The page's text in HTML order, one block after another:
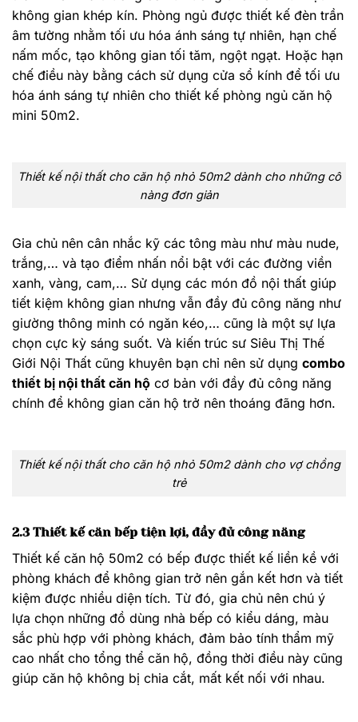
không gian khép kín. Phòng ngủ được thiết kế đèn trần
âm tường nhằm tối ưu hóa ánh sáng tự nhiên, hạn chế
nấm mốc, tạo không gian tối tăm, ngột ngạt. Hoặc hạn
chế điều này bằng cách sử dụng cửa sổ kính để tối ưu
hóa ánh sáng tự nhiên cho thiết kế phòng ngủ căn hộ
mini 50m2.
Thiết kế nội thất cho căn hộ nhỏ 50m2 dành cho những cô
nàng đơn giản
Gia chủ nên cân nhắc kỹ các tông màu như màu nude,
trắng,… và tạo điểm nhấn nổi bật với các đường viền
xanh, vàng, cam,… Sử dụng các món đồ nội thất giúp
tiết kiệm không gian nhưng vẫn đầy đủ công năng như
giường thông minh có ngăn kéo,… cũng là một sự lựa
chọn cực kỳ sáng suốt. Và kiến trúc sư Siêu Thị Thế
Giới Nội Thất cũng khuyên bạn chỉ nên sử dụng combo
thiết bị nội thất căn hộ cơ bản với đầy đủ công năng
chính để không gian căn hộ trở nên thoáng đãng hơn.
Thiết kế nội thất cho căn hộ nhỏ 50m2 dành cho vợ chồng
trẻ
2.3 Thiết kế căn bếp tiện lợi, đầy đủ công năng
Thiết kế căn hộ 50m2 có bếp được thiết kế liền kề với
phòng khách để không gian trở nên gắn kết hơn và tiết
kiệm được nhiều diện tích. Từ đó, gia chủ nên chú ý
lựa chọn những đồ dùng nhà bếp có kiểu dáng, màu
sắc phù hợp với phòng khách, đảm bảo tính thẩm mỹ
cao nhất cho tổng thể căn hộ, đồng thời điều này cũng
giúp căn hộ không bị chia cắt, mất kết nối với nhau.